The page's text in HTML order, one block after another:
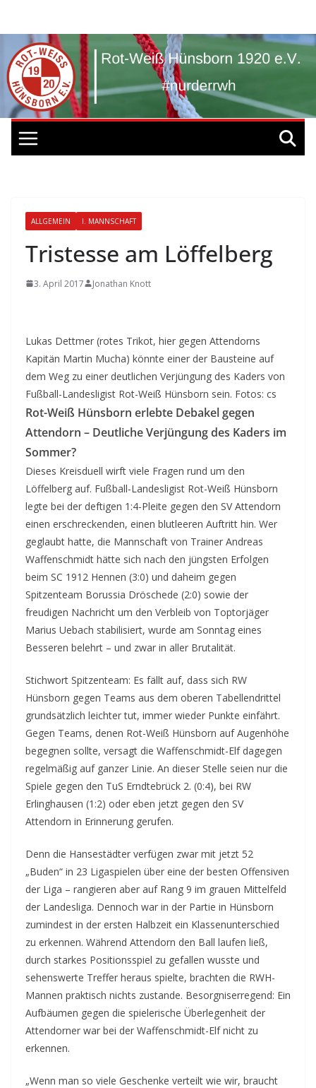
springen
ALLGEMEIN I. MANNSCHAFT
Tristesse am Löffelberg
3. April 2017 Jonathan Knott
Lukas Dettmer (rotes Trikot, hier gegen Attendorns
Kapitän Martin Mucha) könnte einer der Bausteine auf
dem Weg zu einer deutlichen Verjüngung des Kaders von
Fußball-Landesligist Rot-Weiß Hünsborn sein. Fotos: cs
Rot-Weiß Hünsborn erlebte Debakel gegen
Attendorn – Deutliche Verjüngung des Kaders im
Sommer?
Dieses Kreisduell wirft viele Fragen rund um den
Löffelberg auf. Fußball-Landesligist Rot-Weiß Hünsborn
legte bei der deftigen 1:4-Pleite gegen den SV Attendorn
einen erschreckenden, einen blutleeren Auftritt hin. Wer
geglaubt hatte, die Mannschaft von Trainer Andreas
Waffenschmidt hätte sich nach den jüngsten Erfolgen
beim SC 1912 Hennen (3:0) und daheim gegen
Spitzenteam Borussia Dröschede (2:0) sowie der
freudigen Nachricht um den Verbleib von Toptorjäger
Marius Uebach stabilisiert, wurde am Sonntag eines
Besseren belehrt – und zwar in aller Brutalität.
Stichwort Spitzenteam: Es fällt auf, dass sich RW
Hünsborn gegen Teams aus dem oberen Tabellendrittel
grundsätzlich leichter tut, immer wieder Punkte einfährt.
Gegen Teams, denen Rot-Weiß Hünsborn auf Augenhöhe
begegnen sollte, versagt die Waffenschmidt-Elf dagegen
regelmäßig auf ganzer Linie. An dieser Stelle seien nur die
Spiele gegen den TuS Erndtebrück 2. (0:4), bei RW
Erlinghausen (1:2) oder eben jetzt gegen den SV
Attendorn in Erinnerung gerufen.
Denn die Hansestädter verfügen zwar mit jetzt 52
„Buden“ in 23 Ligaspielen über eine der besten Offensiven
der Liga – rangieren aber auf Rang 9 im grauen Mittelfeld
der Landesliga. Dennoch war in der Partie in Hünsborn
zumindest in der ersten Halbzeit ein Klassenunterschied
zu erkennen. Während Attendorn den Ball laufen ließ,
durch starkes Positionsspiel zu gefallen wusste und
sehenswerte Treffer heraus spielte, brachten die RWH-
Mannen praktisch nichts zustande. Besorgniserregend: Ein
Aufbäumen gegen die spielerische Überlegenheit der
Attendorner war bei der Waffenschmidt-Elf nicht zu
erkennen.
„Wenn man so viele Geschenke verteilt wie wir, braucht